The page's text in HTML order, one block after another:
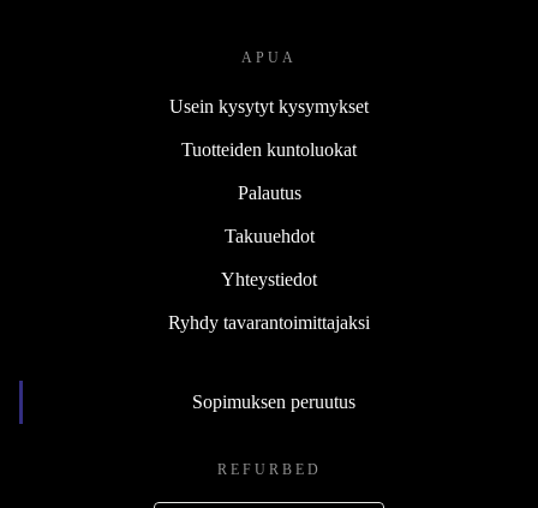
APUA
Usein kysytyt kysymykset
Tuotteiden kuntoluokat
Palautus
Takuuehdot
Yhteystiedot
Ryhdy tavarantoimittajaksi
Sopimuksen peruutus
REFURBED